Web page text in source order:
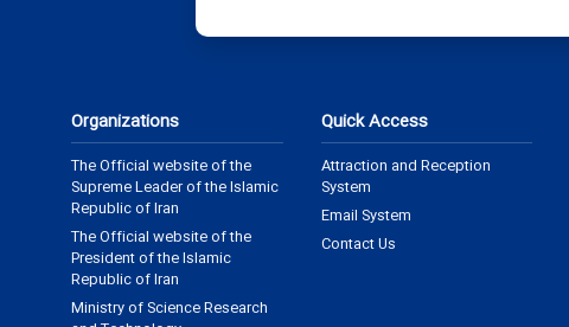
Organizations
The Official website of the
Supreme Leader of the Islamic
Republic of Iran
The Official website of the
President of the Islamic
Republic of Iran
Ministry of Science Research
Quick Access
Attraction and Reception
System
Email System
Contact Us